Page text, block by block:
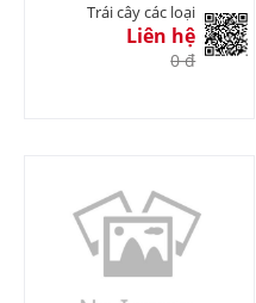
Trái cây các loại
Liên hệ
0 đ